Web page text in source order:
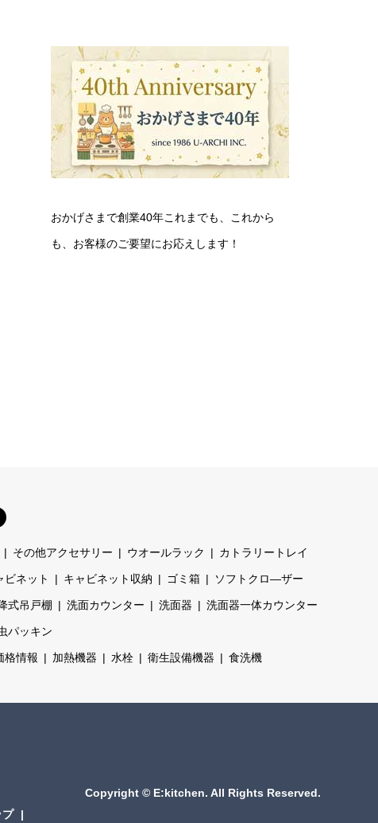
おかげさまで創業40年これまでも、これから
も、お客様のご要望にお応えします！
その他アクセサリー ウオールラック カトラリートレイ
ビネット キャビネット収納 ゴミ箱 ソフトクロ―ザー
式吊戸棚 洗面カウンター 洗面器 洗面器一体カウンター
パッキン
格情報 加熱機器 水栓 衛生設備機器 食洗機
プ
Copyright © E:kitchen. All Rights Reserved.